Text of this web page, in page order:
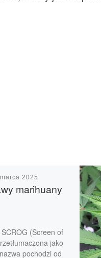
2025
marihuany
(Screen of
jako
pochodzi od